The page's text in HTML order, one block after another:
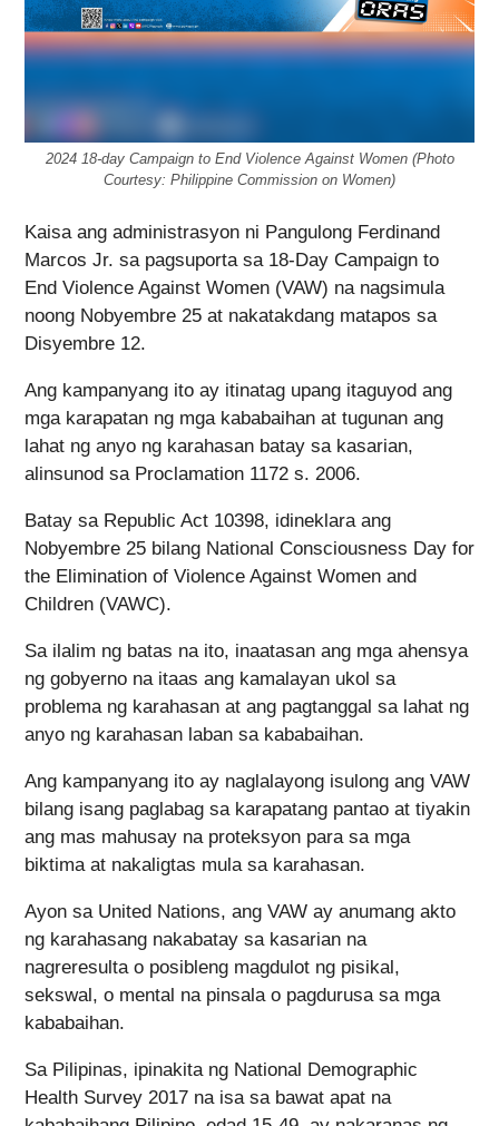
2024 18-day Campaign to End Violence Against Women (Photo
Courtesy: Philippine Commission on Women)
Kaisa ang administrasyon ni Pangulong Ferdinand
Marcos Jr. sa pagsuporta sa 18-Day Campaign to
End Violence Against Women (VAW) na nagsimula
noong Nobyembre 25 at nakatakdang matapos sa
Disyembre 12.
Ang kampanyang ito ay itinatag upang itaguyod ang
mga karapatan ng mga kababaihan at tugunan ang
lahat ng anyo ng karahasan batay sa kasarian,
alinsunod sa Proclamation 1172 s. 2006.
Batay sa Republic Act 10398, idineklara ang
Nobyembre 25 bilang National Consciousness Day for
the Elimination of Violence Against Women and
Children (VAWC).
Sa ilalim ng batas na ito, inaatasan ang mga ahensya
ng gobyerno na itaas ang kamalayan ukol sa
problema ng karahasan at ang pagtanggal sa lahat ng
anyo ng karahasan laban sa kababaihan.
Ang kampanyang ito ay naglalayong isulong ang VAW
bilang isang paglabag sa karapatang pantao at tiyakin
ang mas mahusay na proteksyon para sa mga
biktima at nakaligtas mula sa karahasan.
Ayon sa United Nations, ang VAW ay anumang akto
ng karahasang nakabatay sa kasarian na
nagreresulta o posibleng magdulot ng pisikal,
sekswal, o mental na pinsala o pagdurusa sa mga
kababaihan.
Sa Pilipinas, ipinakita ng National Demographic
Health Survey 2017 na isa sa bawat apat na